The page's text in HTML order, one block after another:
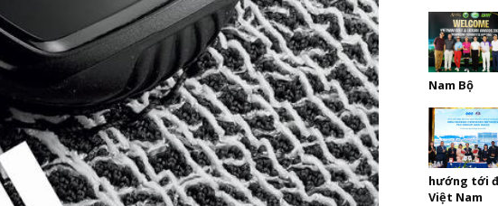
Nam Bộ
hướng tới
Việt Nam